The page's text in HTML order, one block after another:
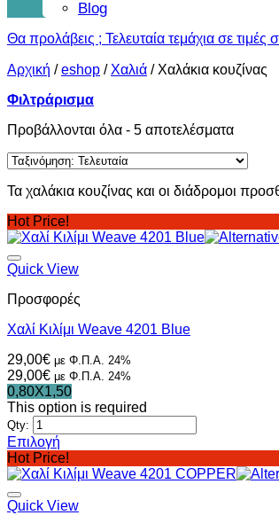
Blog
Θα προλάβεις ; Τελευταία τεμάχια σε
Αρχική /eshop / Χαλιά / Χαλάκια κουζίνας
Φιλτράρισμα
Προβάλλονται όλα - 5 αποτελέσματαSorted
latest
Τα χαλάκια κουζίνας και οι διάδρομοι
Hot Price!
Quick View
Προσφορές
Χαλί Κιλίμι Weave 4201 Blue
29,00€ με Φ.Π.Α. 24%
29,00€ με Φ.Π.Α. 24%
0,80X1,50
This option is required
Qty:
Επιλογή
Αυτό
το
προϊόν
έχει
Hot Price!
Quick View